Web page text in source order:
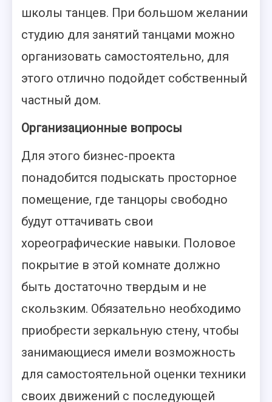
школы танцев. При большом желании
студию для занятий танцами можно
организовать самостоятельно, для
этого отлично подойдет собственный
частный дом.
Организационные вопросы
Для этого бизнес-проекта
понадобится подыскать просторное
помещение, где танцоры свободно
будут оттачивать свои
хореографические навыки. Половое
покрытие в этой комнате должно
быть достаточно твердым и не
скользким. Обязательно необходимо
приобрести зеркальную стену, чтобы
занимающиеся имели возможность
для самостоятельной оценки техники
своих движений с последующей